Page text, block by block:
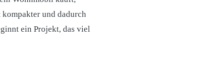
und dadurch
ein Projekt, das viel